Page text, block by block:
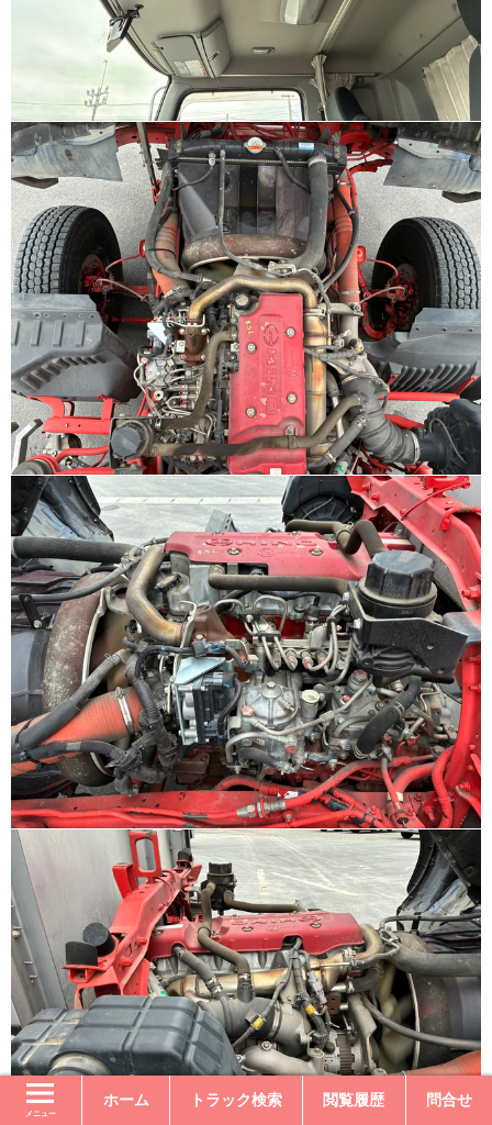
メニュー
ホーム トラック検索 閲覧履歴 問合せ